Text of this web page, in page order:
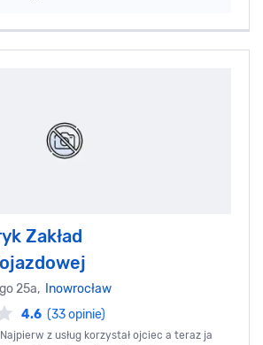
Zakład
25a,
Inowrocław
4.6 (33 opinie)
z usług korzystał ojciec a teraz ja